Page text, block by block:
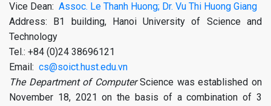
Vice Dean: Assoc. Le Thanh Huong; Dr. Vu Thi Huong Giang
Address: B1 building, Hanoi University of Science and
Technology
Tel.: +84 (0)24 38696121
Email: cs@soict.hust.edu.vn
The Department of ComputerScience was established on
November 18, 2021 on the basis of a combination of 3